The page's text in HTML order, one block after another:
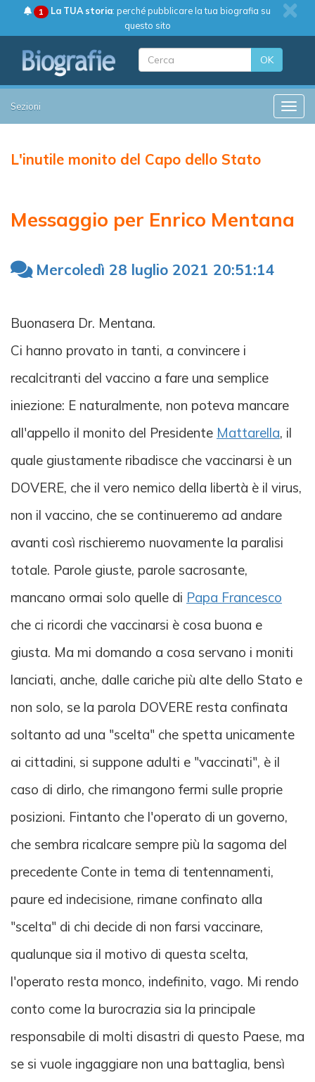
1 La TUA storia: perché pubblicare la tua biografia su
questo sito
OK
Sezioni
L'inutile monito del Capo dello Stato
Messaggio per Enrico Mentana
Mercoledì 28 luglio 2021 20:51:14
Buonasera Dr. Mentana.
Ci hanno provato in tanti, a convincere i
recalcitranti del vaccino a fare una semplice
iniezione: E naturalmente, non poteva mancare
all'appello il monito del Presidente Mattarella, il
quale giustamente ribadisce che vaccinarsi è un
DOVERE, che il vero nemico della libertà è il virus,
non il vaccino, che se continueremo ad andare
avanti così rischieremo nuovamente la paralisi
totale. Parole giuste, parole sacrosante,
mancano ormai solo quelle di Papa Francesco
che ci ricordi che vaccinarsi è cosa buona e
giusta. Ma mi domando a cosa servano i moniti
lanciati, anche, dalle cariche più alte dello Stato e
non solo, se la parola DOVERE resta confinata
soltanto ad una "scelta" che spetta unicamente
ai cittadini, si suppone adulti e "vaccinati", è il
caso di dirlo, che rimangono fermi sulle proprie
posizioni. Fintanto che l'operato di un governo,
che sembra ricalcare sempre più la sagoma del
precedente Conte in tema di tentennamenti,
paure ed indecisione, rimane confinato alla
"scelta" di chi decide di non farsi vaccinare,
qualunque sia il motivo di questa scelta,
l'operato resta monco, indefinito, vago. Mi rendo
conto come la burocrazia sia la principale
responsabile di molti disastri di questo Paese, ma
se si vuole ingaggiare non una battaglia, bensì